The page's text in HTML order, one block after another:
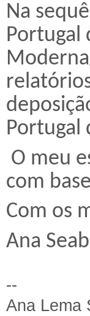
Na
Portugal
Portugal
O meu
com
Com os
Ana
--
Ana Lema